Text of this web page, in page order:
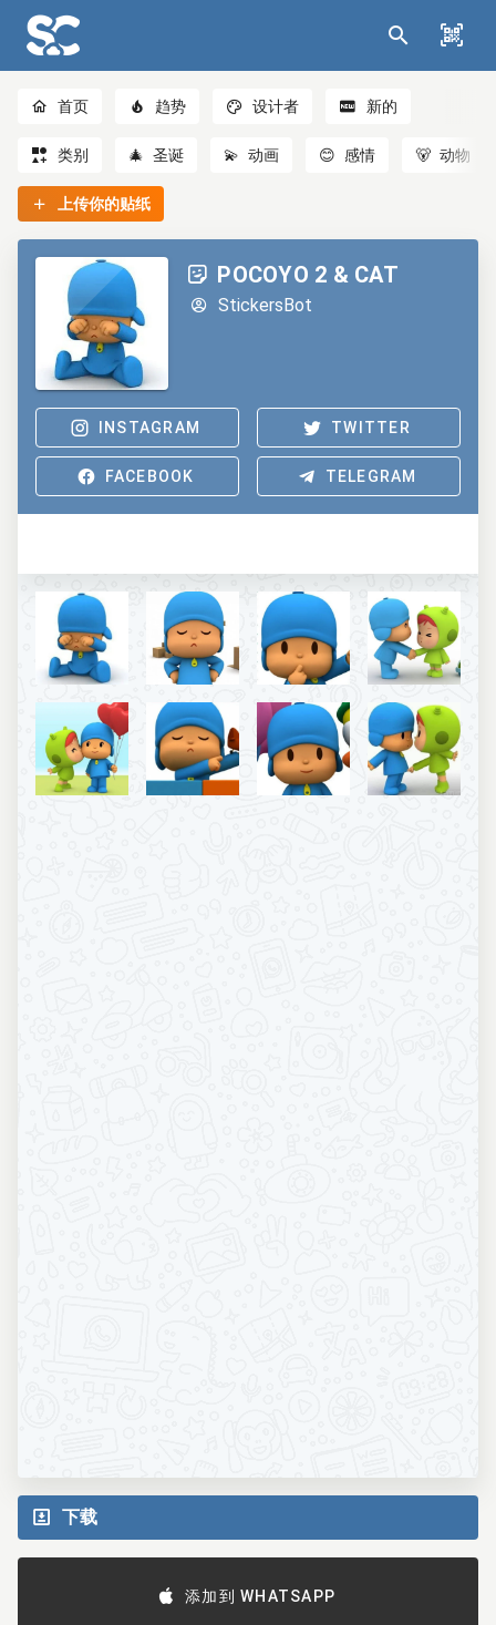
首页 趋势 设计者 新的
类别 🎄 圣诞 💫 动画 😊 感情 🐻 动物
上传你的贴纸
POCOYO 2 & CAT
StickersBot
INSTAGRAM TWITTER
FACEBOOK TELEGRAM
下载
添加到 WHATSAPP